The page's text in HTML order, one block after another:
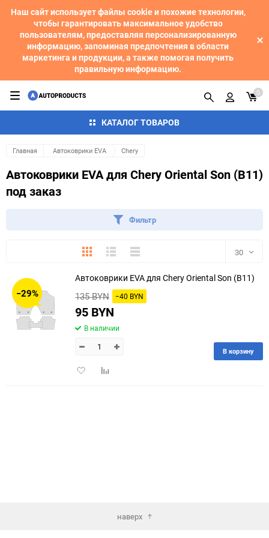
Наш сайт использует файлы cookie и похожие технологии,
чтобы гарантировать максимальное удобство
пользователям, предоставляя персонализированную
информацию, запоминая предпочтения в области
маркетинга и продукции, а также помогая получить
правильную информацию.
КАТАЛОГ ТОВАРОВ
0
Главная Автоковрики EVA Chery
Автоковрики EVA для Chery Oriental Son (B11)
под заказ
Фильтр
ПлиткаПодробноКомпактно 30
30
150
−29%
Автоковрики EVA для Chery Oriental Son (B11)
135 BYN −40 BYN
95 BYN
В наличии
ДобавитьДобавить
В корзину
наверх